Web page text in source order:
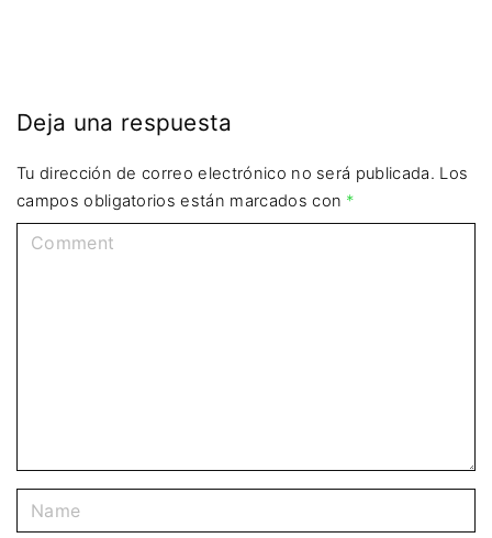
Deja una respuesta
Tu dirección de correo electrónico no será publicada. Los
campos obligatorios están marcados con *